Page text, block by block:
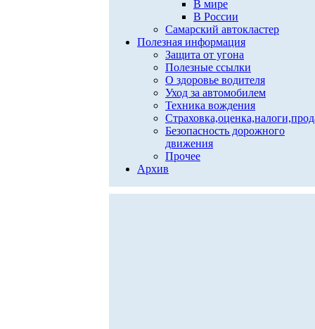
В мире
В России
Самарский автокластер
Полезная информация
Защита от угона
Полезные ссылки
О здоровье водителя
Уход за автомобилем
Техника вождения
Безопасность дорожного
движения
Прочее
Архив